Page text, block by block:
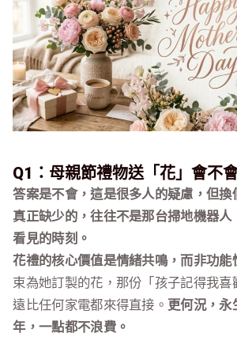
Q1：母親節禮物送「花」會不
答案是不會，這是很多人的疑慮，但
真正缺少的，往往不是那台掃地機器人
看見的時刻。
花禮的核心價值是情緒共鳴，而非功能
束為她訂製的花，那份「孩子記得我喜
遠比任何家電都來得直接。 更何況，永
年，一點都不浪費。